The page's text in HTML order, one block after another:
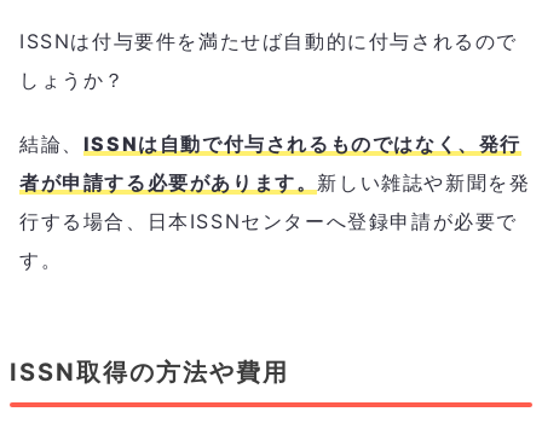
ISSNは付与要件を満たせば自動的に付与されるので
しょうか？
結論、 ISSNは自動で付与されるものではなく、発行
者が申請する必要があります。 新しい雑誌や新聞を発
行する場合、日本ISSNセンターへ登録申請が必要で
す。
ISSN取得の方法や費用